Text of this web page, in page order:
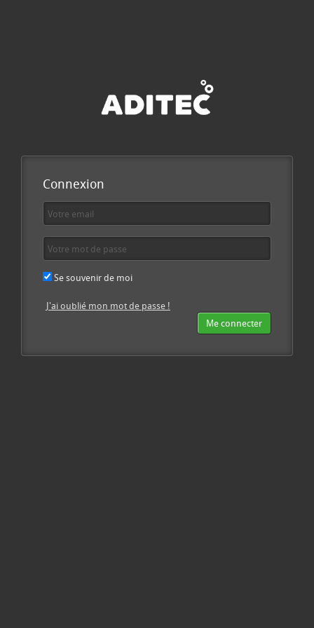
Connexion
Se souvenir de moi
J'ai oublié mon mot de passe !